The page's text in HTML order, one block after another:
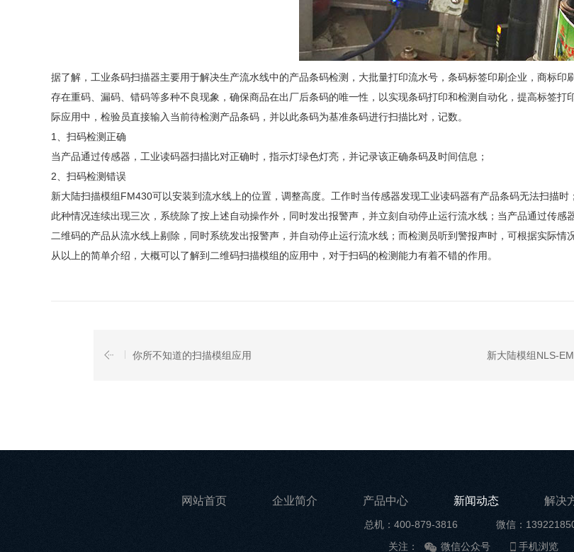
据了解，工业条码扫描器主要用于解决生产流水线中的产品条码检测，大批量打印流水号，条码标签印刷企业，商标
存在重码、漏码、错码等多种不良现象，确保商品在出厂后条码的唯一性，以实现条码打印和检测自动化，提高标签
际应用中，检验员直接输入当前待检测产品条码，并以此条码为基准条码进行扫描比对，记数。
1、扫码检测正确
当产品通过传感器，工业读码器扫描比对正确时，指示灯绿色灯亮，并记录该正确条码及时间信息；
2、扫码检测错误
新大陆扫描模组FM430可以安装到流水线上的位置，调整高度。工作时当传感器发现工业读码器有产品条码无法扫描
此种情况连续出现三次，系统除了按上述自动操作外，同时发出报警声，并立刻自动停止运行流水线；当产品通过传
二维码的产品从流水线上剔除，同时系统发出报警声，并自动停止运行流水线；而检测员听到警报声时，可根据实际情
从以上的简单介绍，大概可以了解到二维码扫描模组的应用中，对于扫码的检测能力有着不错的作用。
你所不知道的扫描模组应用 新大陆模组NLS-
网站首页 企业简介 产品中心 新闻动态 解决
总机：400-879-3816
微信：
关注：
微信公众号 手机浏览